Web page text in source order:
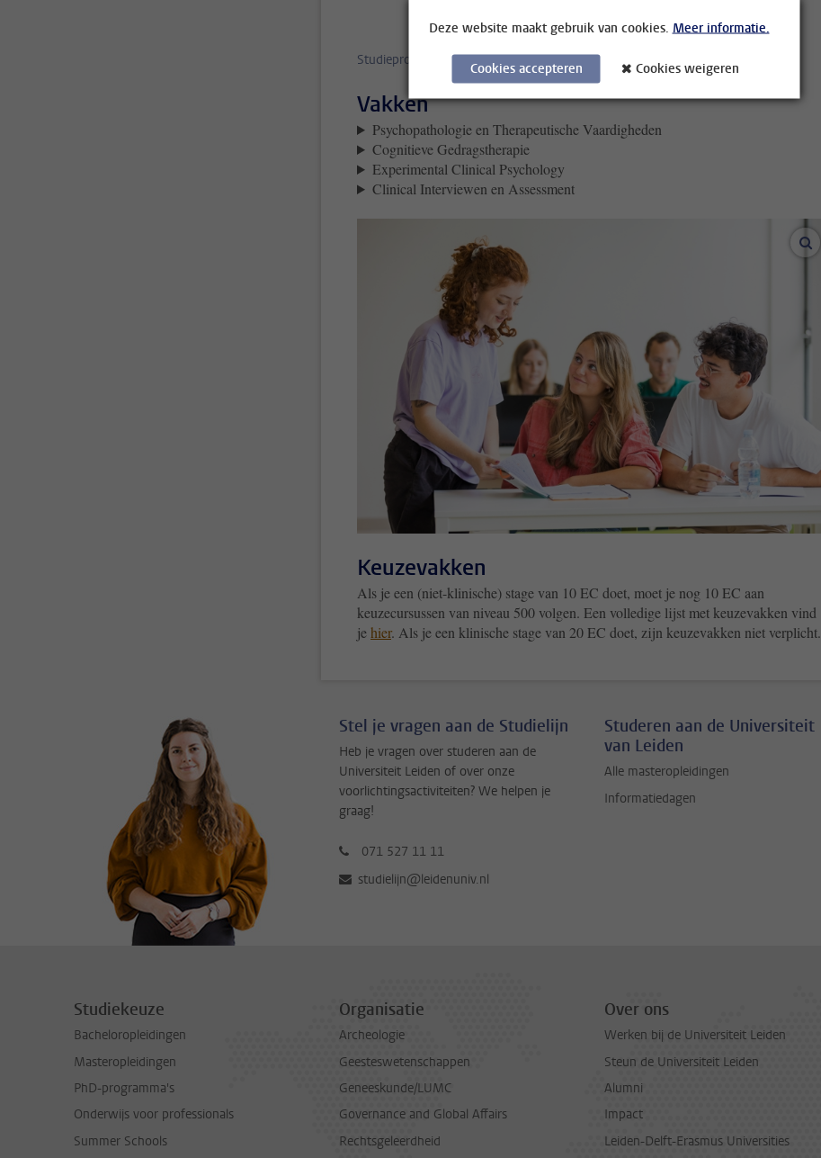
Studieprogramma
Vakken
Psychopathologie en Therapeutische Vaardigheden
Cognitieve Gedragstherapie
Experimental Clinical Psychology
Clinical Interviewen en Assessment
Keuzevakken
Als je een (niet-klinische) stage van 10 EC doet, moet je nog 10 EC aan
keuzecursussen van niveau 500 volgen. Een volledige lijst met keuzevakken vind
jehier. Als je een klinische stage van 20 EC doet, zijn keuzevakken niet verplicht.
Stel je vragen aan de Studielijn
Heb je vragen over studeren aan de
Universiteit Leiden of over onze
voorlichtingsactiviteiten? We helpen je
graag!
071 527 11 11
studielijn@leidenuniv.nl
Studeren aan de Universiteit
van Leiden
Alle masteropleidingen
Informatiedagen
Studiekeuze
Bacheloropleidingen
Masteropleidingen
PhD-programma's
Onderwijs voor professionals
Summer Schools
Organisatie
Archeologie
Geesteswetenschappen
Geneeskunde/LUMC
Governance and Global Affairs
Rechtsgeleerdheid
Over ons
Werken bij de Universiteit Leiden
Steun de Universiteit Leiden
Alumni
Impact
Leiden-Delft-Erasmus Universities
Deze website maakt gebruik van cookies. Meer informatie.
Cookies accepteren Cookies weigeren